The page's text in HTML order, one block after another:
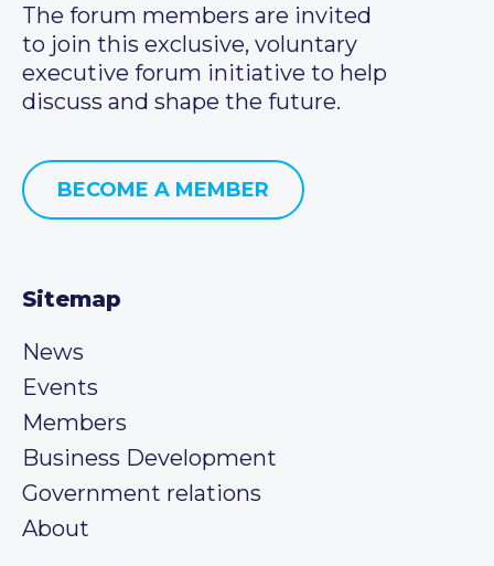
The forum members are invited
to join this exclusive, voluntary
executive forum initiative to help
discuss and shape the future.
BECOME A MEMBER
Sitemap
News
Events
Members
Business Development
Government relations
About